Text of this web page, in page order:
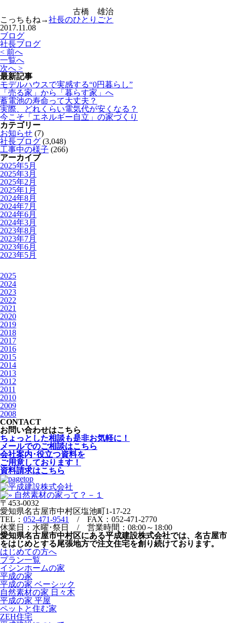
古橋 雄治
こっちもね→社長のひとりごと
2017.11.08
ブログ
社長ブログ
< 前へ
一覧へ
次へ >
最新記事
モデルハウスで実感する“0円暮らし”
「売る家」から「暮らす家」へ
蓄電池の寿命って大丈夫？
実際、どれくらい電気代が安くなる？
今こそ「エネルギー自立」の家づくり
カテゴリー
お知らせ (7)
社長ブログ (3,048)
工事中の様子 (266)
アーカイブ
2025年5月
2025年3月
2025年2月
2025年1月
2024年8月
2024年7月
2024年6月
2024年3月
2023年8月
2023年7月
2023年6月
2023年5月
2025
2024
2023
2022
2021
2020
2019
2018
2017
2016
2015
2014
2013
2012
2011
2010
2009
2008
CONTACT
お問い合わせはこちら
ちょっとした相談も是非お気軽に！
メールでのご相談はこちら
会社案内･役立つ資料を
ご用意しております！
資料請求はこちら
〒453-0032
愛知県名古屋市中村区塩池町1-17-22
TEL： 052-471-9541
/ FAX：052-471-2770
休業日：水曜･祭日 / 営業時間：08:00～18:00
愛知県名古屋市中村区にある平成建設株式会社では、名古屋市
をはじめとする尾張地方で注文住宅を創り続けております。
はじめての方へ
プラン一覧
イシンホームの家
平成の家
平成の家 ベーシック
自然素材の家 日々木
平成の家 平屋
ペットと住む家
ZEH住宅